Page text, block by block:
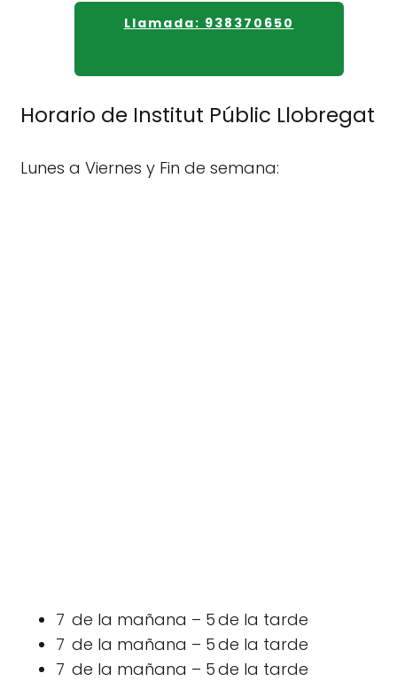
Llamada: 938370650
Horario de Institut Públic Llobregat
Lunes a Viernes y Fin de semana:
7 de la mañana – 5 de la tarde
7 de la mañana – 5 de la tarde
7 de la mañana – 5 de la tarde